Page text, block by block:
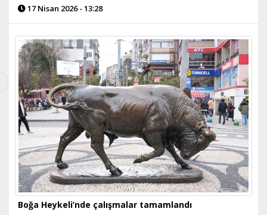
17 Nisan 2026 - 13:28
Boğa Heykeli’nde çalışmalar tamamlandı